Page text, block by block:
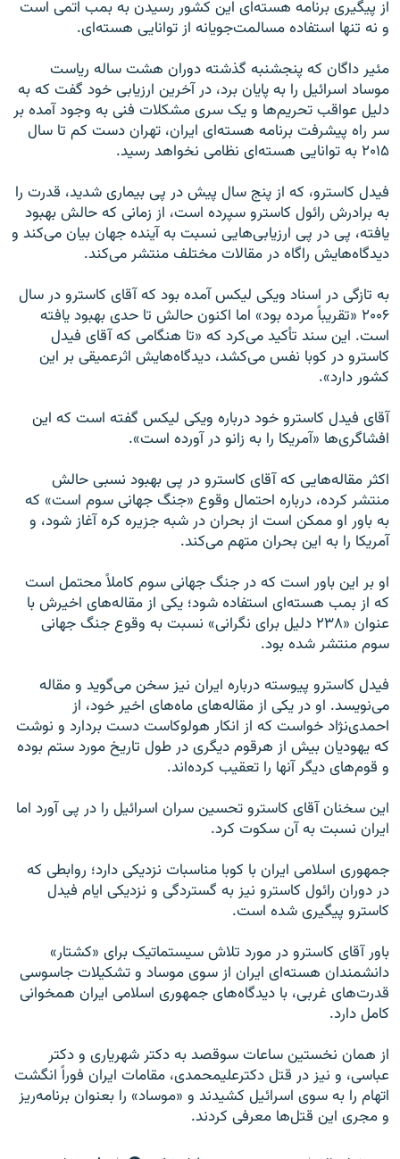
از پیگیری برنامه هسته‌ای این کشور رسیدن به بمب اتمی است
و نه تنها استفاده مسالمت‌جویانه از توانایی هسته‌ای.
مئیر داگان که پنجشنبه گذشته دوران هشت ساله ریاست
موساد اسرائیل را به پایان برد، در آخرین ارزیابی خود گفت که به
دلیل عواقب تحریم‌ها و یک سری مشکلات فنی به وجود آمده بر
سر راه پیشرفت برنامه هسته‌ای ایران، تهران دست کم تا سال
۲۰۱۵ به توانایی هسته‌ای نظامی نخواهد رسید.
فیدل کاسترو، که از پنج سال پیش در پی بیماری شدید، قدرت را
به برادرش رائول کاسترو سپرده است، از زمانی که حالش بهبود
یافته، پی در پی ارزیابی‌هایی نسبت به آینده جهان بیان می‌کند و
دیدگاه‌هایش را‌گاه در مقالات مختلف منتشر می‌کند.
به تازگی در اسناد ویکی لیکس آمده بود که آقای کاسترو در سال
۲۰۰۶ «تقریباً مرده بود» اما اکنون حالش تا حدی بهبود یافته
است. این سند تأکید می‌کرد که «تا هنگامی که آقای فیدل
کاسترو در کوبا نفس می‌کشد، دیدگاه‌هایش اثرعمیقی بر این
کشور دارد».
آقای فیدل کاسترو خود درباره ویکی لیکس گفته است که این
افشاگری‌ها «آمریکا را به زانو در آورده است».
اکثر مقاله‌هایی که آقای کاسترو در پی بهبود نسبی حالش
منتشر کرده، درباره احتمال وقوع «جنگ جهانی سوم است» که
به باور او ممکن است از بحران در شبه جزیره کره آغاز شود، و
آمریکا را به این بحران متهم می‌کند.
او بر این باور است که در جنگ جهانی سوم کاملاً محتمل است
که از بمب هسته‌ای استفاده شود؛ یکی از مقاله‌های اخیرش با
عنوان «۲۳۸ دلیل برای نگرانی» نسبت به وقوع جنگ جهانی
سوم منتشر شده بود.
فیدل کاسترو پیوسته درباره ایران نیز سخن می‌گوید و مقاله
می‌نویسد. او در یکی از مقاله‌های ماه‌های اخیر خود، از
احمدی‌نژاد خواست که از انکار هولوکاست دست بردارد و نوشت
که یهودیان بیش از هرقوم دیگری در طول تاریخ مورد ستم بوده
و قوم‌های دیگر آنها را تعقیب کرده‌اند.
این سخنان آقای کاسترو تحسین سران اسرائیل را در پی آورد اما
ایران نسبت به آن سکوت کرد.
جمهوری اسلامی ایران با کوبا مناسبات نزدیکی دارد؛ روابطی که
در دوران رائول کاسترو نیز به گستردگی و نزدیکی ایام فیدل
کاسترو پیگیری شده است.
باور آقای کاسترو در مورد تلاش سیستماتیک برای «کشتار»
دانشمندان هسته‌ای ایران از سوی موساد و تشکیلات جاسوسی
قدرت‌های غربی، با دیدگاه‌های جمهوری اسلامی ایران همخوانی
کامل دارد.
از‌‌ همان نخستین ساعات سوقصد به دکتر شهریاری و دکتر
عباسی، و نیز در قتل دکترعلیمحمدی، مقامات ایران فوراً انگشت
اتهام را به سوی اسرائیل کشیدند و «موساد» را بعنوان برنامه‌ریز
و مجری این قتل‌ها معرفی کردند.